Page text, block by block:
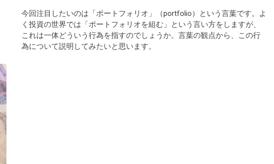
今回注目したいのは「ポートフォリオ」（portfolio）という言葉です。よ
く投資の世界では「ポートフォリオを組む」という言い方をしますが、
これは一体どういう行為を指すのでしょうか。言葉の観点から、この行
為について説明してみたいと思います。